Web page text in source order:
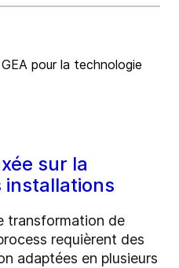
pour la technologie
sur la
installations
transformation de
requièrent des
adaptées en plusieurs